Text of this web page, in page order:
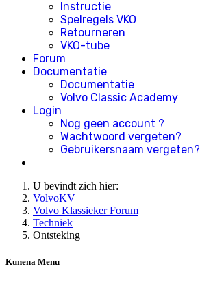
Instructie
Spelregels VKO
Retourneren
VKO-tube
Forum
Documentatie
Documentatie
Volvo Classic Academy
Login
Nog geen account ?
Wachtwoord vergeten?
Gebruikersnaam vergeten?
U bevindt zich hier:
VolvoKV
Volvo Klassieker Forum
Techniek
Ontsteking
Kunena Menu